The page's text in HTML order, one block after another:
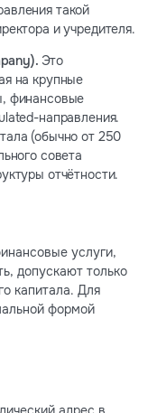
такой
и учредителя.
Это
на крупные
финансовые
направления.
(обычно от 250
совета
отчётности.
услуги,
допускают только
капитала. Для
формой